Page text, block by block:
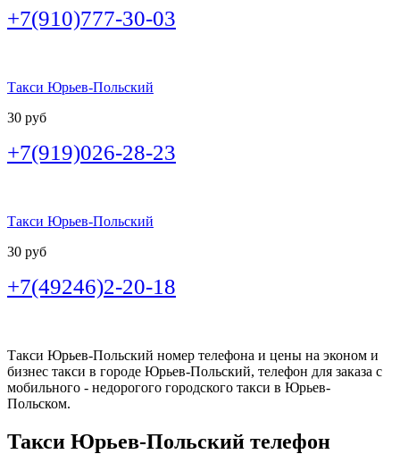
+7(910)777-30-03
Такси Юрьев-Польский
30 руб
+7(919)026-28-23
Такси Юрьев-Польский
30 руб
+7(49246)2-20-18
Такси Юрьев-Польский номер телефона и цены на эконом и
бизнес такси в городе Юрьев-Польский, телефон для заказа с
мобильного - недорогого городского такси в Юрьев-
Польском.
Такси Юрьев-Польский телефон